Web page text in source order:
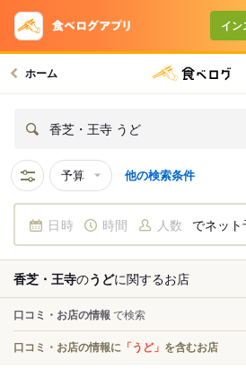
イン
ホーム
香芝・王寺 うど
予算 他の検索条件
日時 時間 人数 でネット
香芝・王寺のうどに関するお店
口コミ・お店の情報 で検索
口コミ・お店の情報に 「うど」 を含むお店